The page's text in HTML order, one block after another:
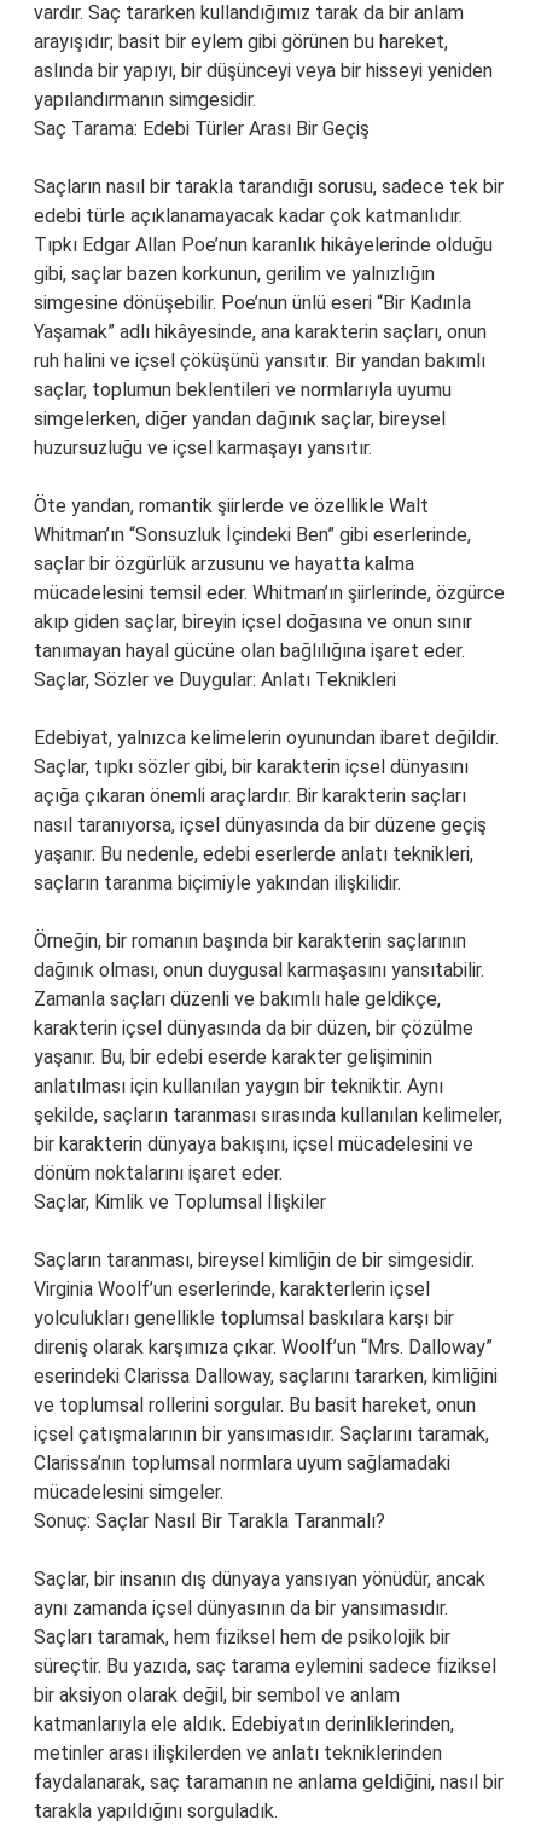
vardır. Saç tararken kullandığımız tarak da bir anlam
arayışıdır; basit bir eylem gibi görünen bu hareket,
aslında bir yapıyı, bir düşünceyi veya bir hisseyi yeniden
yapılandırmanın simgesidir.
Saç Tarama: Edebi Türler Arası Bir Geçiş
Saçların nasıl bir tarakla tarandığı sorusu, sadece tek bir
edebi türle açıklanamayacak kadar çok katmanlıdır.
Tıpkı Edgar Allan Poe’nun karanlık hikâyelerinde olduğu
gibi, saçlar bazen korkunun, gerilim ve yalnızlığın
simgesine dönüşebilir. Poe’nun ünlü eseri “Bir Kadınla
Yaşamak” adlı hikâyesinde, ana karakterin saçları, onun
ruh halini ve içsel çöküşünü yansıtır. Bir yandan bakımlı
saçlar, toplumun beklentileri ve normlarıyla uyumu
simgelerken, diğer yandan dağınık saçlar, bireysel
huzursuzluğu ve içsel karmaşayı yansıtır.
Öte yandan, romantik şiirlerde ve özellikle Walt
Whitman’ın “Sonsuzluk İçindeki Ben” gibi eserlerinde,
saçlar bir özgürlük arzusunu ve hayatta kalma
mücadelesini temsil eder. Whitman’ın şiirlerinde, özgürce
akıp giden saçlar, bireyin içsel doğasına ve onun sınır
tanımayan hayal gücüne olan bağlılığına işaret eder.
Saçlar, Sözler ve Duygular: Anlatı Teknikleri
Edebiyat, yalnızca kelimelerin oyunundan ibaret değildir.
Saçlar, tıpkı sözler gibi, bir karakterin içsel dünyasını
açığa çıkaran önemli araçlardır. Bir karakterin saçları
nasıl taranıyorsa, içsel dünyasında da bir düzene geçiş
yaşanır. Bu nedenle, edebi eserlerde anlatı teknikleri,
saçların taranma biçimiyle yakından ilişkilidir.
Örneğin, bir romanın başında bir karakterin saçlarının
dağınık olması, onun duygusal karmaşasını yansıtabilir.
Zamanla saçları düzenli ve bakımlı hale geldikçe,
karakterin içsel dünyasında da bir düzen, bir çözülme
yaşanır. Bu, bir edebi eserde karakter gelişiminin
anlatılması için kullanılan yaygın bir tekniktir. Aynı
şekilde, saçların taranması sırasında kullanılan kelimeler,
bir karakterin dünyaya bakışını, içsel mücadelesini ve
dönüm noktalarını işaret eder.
Saçlar, Kimlik ve Toplumsal İlişkiler
Saçların taranması, bireysel kimliğin de bir simgesidir.
Virginia Woolf’un eserlerinde, karakterlerin içsel
yolculukları genellikle toplumsal baskılara karşı bir
direniş olarak karşımıza çıkar. Woolf’un “Mrs. Dalloway”
eserindeki Clarissa Dalloway, saçlarını tararken, kimliğini
ve toplumsal rollerini sorgular. Bu basit hareket, onun
içsel çatışmalarının bir yansımasıdır. Saçlarını taramak,
Clarissa’nın toplumsal normlara uyum sağlamadaki
mücadelesini simgeler.
Sonuç: Saçlar Nasıl Bir Tarakla Taranmalı?
Saçlar, bir insanın dış dünyaya yansıyan yönüdür, ancak
aynı zamanda içsel dünyasının da bir yansımasıdır.
Saçları taramak, hem fiziksel hem de psikolojik bir
süreçtir. Bu yazıda, saç tarama eylemini sadece fiziksel
bir aksiyon olarak değil, bir sembol ve anlam
katmanlarıyla ele aldık. Edebiyatın derinliklerinden,
metinler arası ilişkilerden ve anlatı tekniklerinden
faydalanarak, saç taramanın ne anlama geldiğini, nasıl bir
tarakla yapıldığını sorguladık.